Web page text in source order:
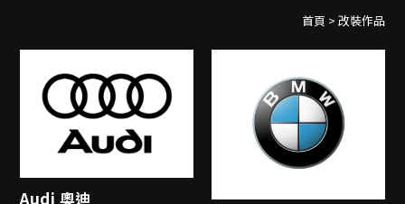
首頁 > 改裝作品
Audi 奧迪